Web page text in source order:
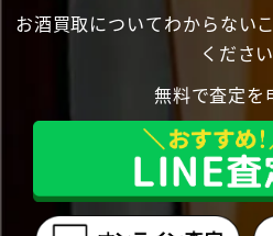
お酒買取についてわからない
ください
無料で査定を